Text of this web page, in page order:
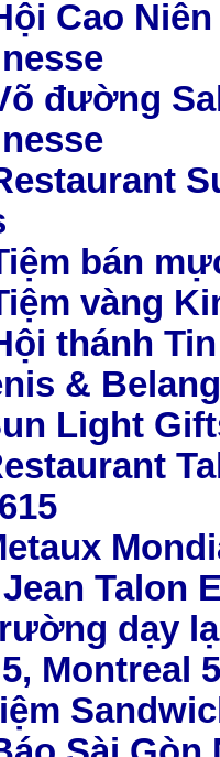
Cao
đường
bán
vàng
thánh
&
Light
Talon
dạy
Montreal